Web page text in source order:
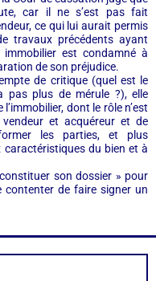
car il ne s’est pas fait
ce qui lui aurait permis
travaux précédents ayant
est condamné à
de son préjudice.
de critique (quel est le
pas plus de mérule ?), elle
dont le rôle n’est
et acquéreur et de
les parties, et plus
caractéristiques du bien et à
son dossier » pour
de faire signer un